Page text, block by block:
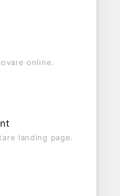
online.
landing page.